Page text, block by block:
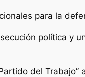
para la
política y
del Trabajo”